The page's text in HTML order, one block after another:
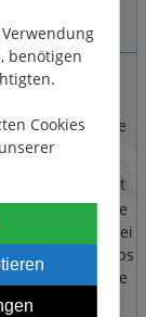
benötigen
Cookies
Fahrgebiete
praktische
direkt
die Ihnen die
vereinfacht. Bei
Google Maps
und Daten in die